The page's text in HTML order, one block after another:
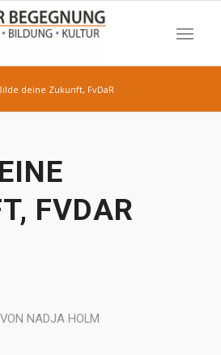
deine Zukunft, FvDaR
FVDAR
VON NADJA HOLM